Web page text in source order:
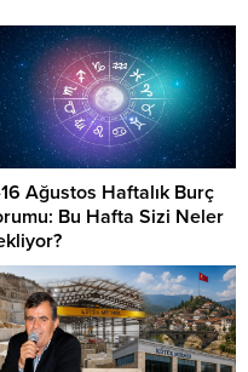
Ağustos Haftalık Burç
Bu Hafta Sizi Neler